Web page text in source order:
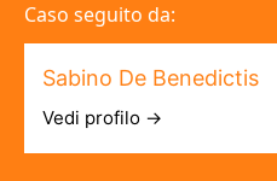
Caso seguito da:
Sabino De Benedictis
Vedi profilo →